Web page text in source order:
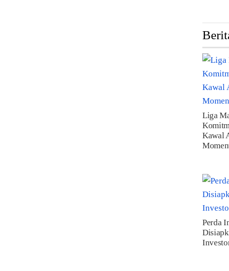
Liga
Kawal
Perda